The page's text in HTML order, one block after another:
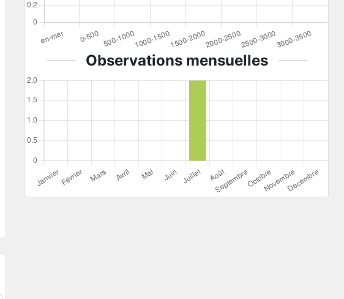
Observations mensuelles